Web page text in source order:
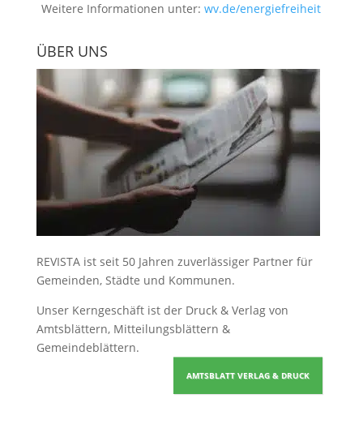
Weitere Informationen unter:wv.de/energiefreiheit
ÜBER UNS
REVISTA ist seit 50 Jahren zuverlässiger Partner für
Gemeinden, Städte und Kommunen.
Unser Kerngeschäft ist der Druck & Verlag von
Amtsblättern, Mitteilungsblättern &
Gemeindeblättern.
AMTSBLATT VERLAG & DRUCK